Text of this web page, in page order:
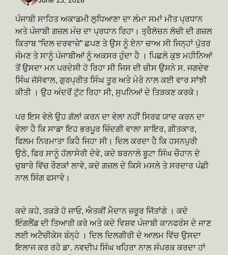
ਪੰਜਾਬੀ ਸਾਹਿਤ ਅਕਾਡਮੀ ਲੁਧਿਆਣਾ ਦਾ ਲੰਮਾ ਸਮਾਂ ਮੀਤ ਪ੍ਰਧਾਨ
ਅਤੇ ਪੰਜਾਬੀ ਗਜ਼ਲ ਮੰਚ ਦਾ ਪ੍ਰਧਾਨ ਰਿਹਾ। ਤ੍ਰੈਲੋਚਨ ਲੋਚੀ ਦੀ ਗਜ਼ਲ
ਕਿਤਾਬ “ਦਿਲ ਦਰਵਾਜ਼ੇ” ਛਪਣ ਤੇ ਉਸ ਨੂੰ ਏਨਾ ਚਾਅ ਸੀ ਜਿਨ੍ਹਾਂ ਪੁੱਤਰ
ਜੰਮਣ ਤੇ ਸਾਨੂੰ ਪੰਜਾਬੀਆਂ ਨੂੰ ਅਕਸਰ ਹੁੰਦਾ ਹੈ । ਪਿਛਲੇ ਕੁਝ ਮਹੀਨਿਆਂ
ਤੋਂ ਉਸਦਾ ਮਨ ਪਰਦੇਸੀ ਹੋ ਰਿਹਾ ਸੀ ਜਿਸ ਦੀ ਚੀਸ ਉਸਨੇ ਸ. ਜਗਦੇਵ
ਸਿੰਘ ਜੱਸੋਵਾਲ, ਗੁਰਪ੍ਰੀਤ ਸਿੰਘ ਤੂਰ ਅਤੇ ਮੇਰੇ ਨਾਲ ਕਈ ਵਾਰ ਸਾਂਝੀ
ਕੀਤੀ । ਉਹ ਅੰਦਰੋਂ ਟੁੱਟ ਰਿਹਾ ਸੀ, ਸੁਪਨਿਆਂ ਦੇ ਤਿੜਕਣ ਕਰਕੇ।
ਪਰ ਇਸ ਵੇਲੇ ਉਹ ਗੱਲਾਂ ਕਰਨ ਦਾ ਵੇਲਾ ਨਹੀਂ ਸਿਰਫ ਯਾਦ ਕਰਨ ਦਾ
ਵੇਲਾ ਹੈ ਕਿ ਸਾਡਾ ਇਹ ਭਰਪੂਰ ਜ਼ਿੰਦਗੀ ਵਾਲਾ ਸ਼ਾਇਰ, ਗੀਤਕਾਰ,
ਫਿਲਮ ਨਿਰਮਾਤਾ ਕਿਹੈ ਜਿਹਾ ਸੀ। ਦਿਲ ਕਰਦਾ ਹੈ ਕਿ ਹਸਨਪੁਰੀ
ਉਠੇ, ਫਿਰ ਸਾਨੂੰ ਹੱਲਾਸੇਰੀ ਦੇਵੇ, ਕਦੇ ਬਰਨਾਲੇ ਬੂਟਾ ਸਿੰਘ ਚੌਹਾਨ ਦੇ
ਚੁਬਾਰੇ ਵਿੱਚ ਰੌਣਕਾਂ ਲਾਵੇ, ਕਦੇ ਗਜ਼ਲ ਦੇ ਕਿਸੇ ਮਸਲੇ ਤੇ ਸਰਦਾਰ ਪੰਛੀ
ਨਾਲ ਸਿੰਗ ਫਸਾਵੇ।
ਕਦੇ ਕਹੇ, ਤਕੜੇ ਹੋ ਜਾਓ, ਐਤਕੀਂ ਮੈਦਾਨ ਜ਼ਰੂਰ ਜਿੱਤਾਂਗੇ । ਕਦੇ
ਇੰਗਲੈਂਡ ਦੀ ਤਿਆਰੀ ਕਰੇ ਅਤੇ ਕਦੇ ਵਿਸ਼ਵ ਪੰਜਾਬੀ ਕਾਨਫਰੰਸ ਦੇ ਜਾਣ
ਲਈ ਅਟੈਚੀਕੇਸ ਬੰਨ੍ਹੇ । ਦਿਲ ਦਿਲਗੀਰੀ ਦੇ ਆਲਮ ਵਿੱਚ ਉਸਦਾ
ਇਲਾਜ ਕਰ ਰਹੇ ਡਾ. ਨਵਦੀਪ ਸਿੰਘ ਖਹਿਰਾ ਨਾਲ ਸੰਪਰਕ ਕਰਦਾ ਹਾਂ